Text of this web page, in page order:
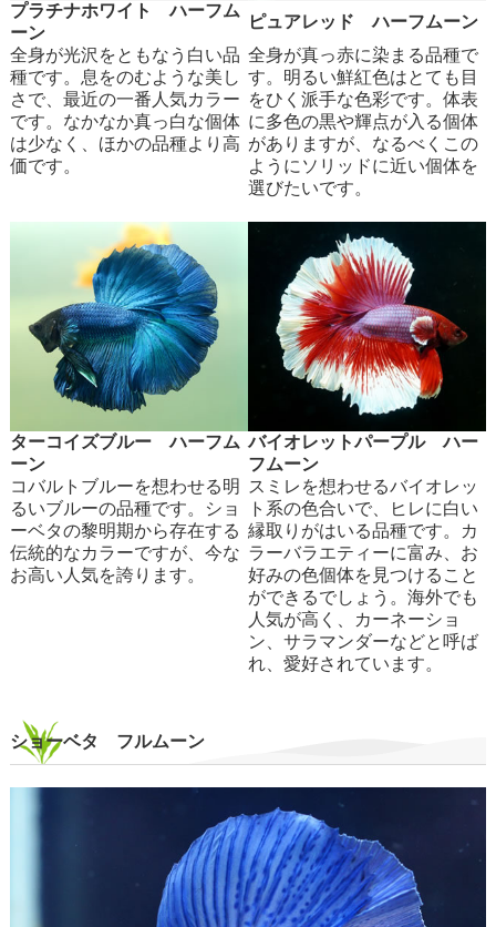
プラチナホワイト ハーフム
ーン
ピュアレッド ハーフムーン
全身が光沢をともなう白い品
種です。息をのむような美し
さで、最近の一番人気カラー
です。なかなか真っ白な個体
は少なく、ほかの品種より高
価です。
全身が真っ赤に染まる品種で
す。明るい鮮紅色はとても目
をひく派手な色彩です。体表
に多色の黒や輝点が入る個体
がありますが、なるべくこの
ようにソリッドに近い個体を
選びたいです。
ターコイズブルー ハーフム
ーン
バイオレットパープル ハー
フムーン
コバルトブルーを想わせる明
るいブルーの品種です。ショ
ーベタの黎明期から存在する
伝統的なカラーですが、今な
お高い人気を誇ります。
スミレを想わせるバイオレッ
ト系の色合いで、ヒレに白い
縁取りがはいる品種です。カ
ラーバラエティーに富み、お
好みの色個体を見つけること
ができるでしょう。海外でも
人気が高く、カーネーショ
ン、サラマンダーなどと呼ば
れ、愛好されています。
ショーベタ フルムーン